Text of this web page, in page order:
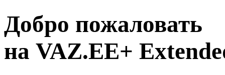
Добро пожаловать
на VAZ.EE+